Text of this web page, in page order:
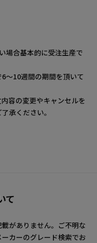
場合基本的に受注生産で
～10週間の期間を頂いて
容の変更やキャンセルを
承ください。
て
がありません。ご不明な
カーのグレード検索でお